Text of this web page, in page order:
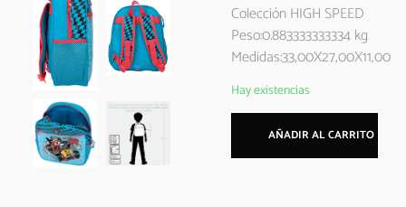
Colección HIGH SPEED
Peso:0.883333333334 kg
Medidas:33,00X27,00X11,00
Hay existencias
AÑADIR AL CARRITO